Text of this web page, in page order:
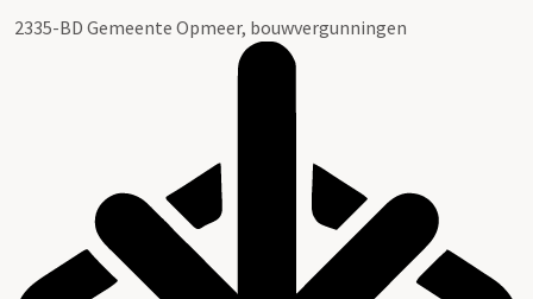
2335-BD Gemeente Opmeer, bouwvergunningen